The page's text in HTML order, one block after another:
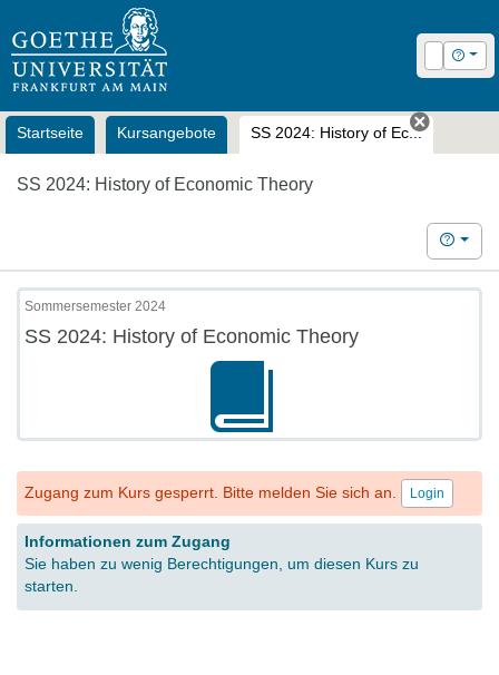
Login Hilfe
Startseite Kursangebote SS 2024: History of Ec...
Tab
SS 2024: History of Economic Theory
Hilfe
Sommersemester 2024
SS 2024: History of Economic Theory
Zugang zum Kurs gesperrt. Bitte melden Sie sich an. Login
Informationen zum Zugang
Sie haben zu wenig Berechtigungen, um diesen Kurs zu
starten.